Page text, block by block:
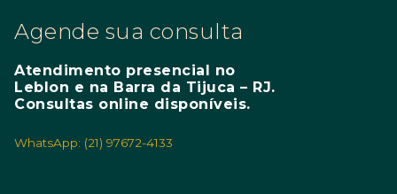
Agende sua consulta
Atendimento presencial no
Leblon e na Barra da Tijuca – RJ.
Consultas online disponíveis.
WhatsApp: (21) 97672-4133